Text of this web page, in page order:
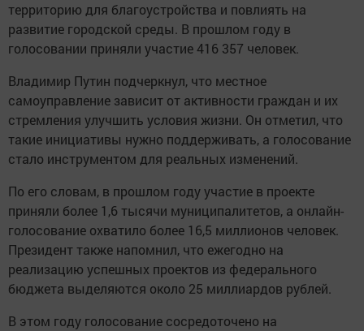
территорию для благоустройства и повлиять на
развитие городской среды. В прошлом году в
голосовании приняли участие 416 357 человек.
Владимир Путин подчеркнул, что местное
самоуправление зависит от активности граждан и их
стремления улучшить условия жизни. Он отметил, что
такие инициативы нужно поддерживать, а голосование
стало инструментом для реальных изменений.
По его словам, в прошлом году участие в проекте
приняли более 1,6 тысячи муниципалитетов, а онлайн-
голосование охватило более 16,5 миллионов человек.
Президент также напомнил, что ежегодно на
реализацию успешных проектов из федерального
бюджета выделяются около 25 миллиардов рублей.
В этом году голосование сосредоточено на